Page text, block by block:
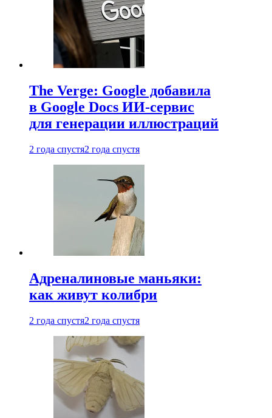
The Verge: Google добавила
в Google Docs ИИ-сервис
для генерации иллюстраций
2 года спустя2 года спустя
Адреналиновые маньяки:
как живут колибри
2 года спустя2 года спустя